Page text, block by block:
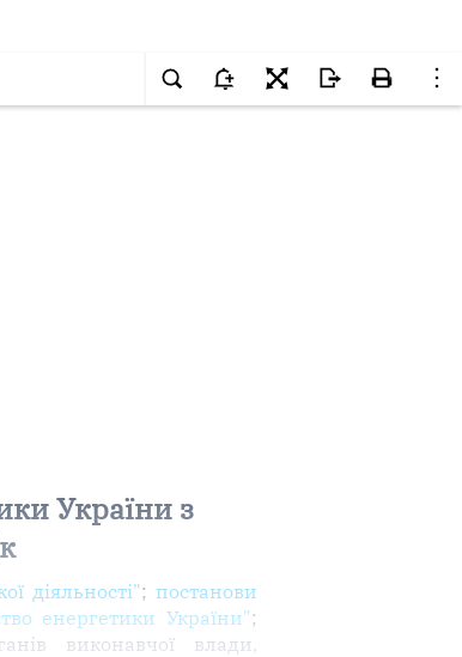
України з
діяльності"; постанови
енергетики України";
виконавчої влади,